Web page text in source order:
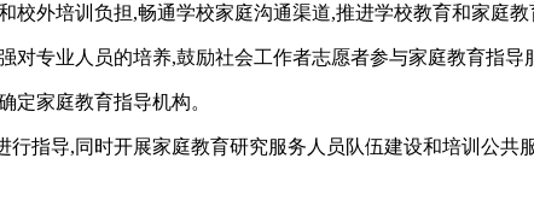
外培训负担,畅通学校家庭沟通渠道,推进学校教育和家庭教
专业人员的培养,鼓励社会工作者志愿者参与家庭教育指导
定家庭教育指导机构。
指导,同时开展家庭教育研究服务人员队伍建设和培训公共